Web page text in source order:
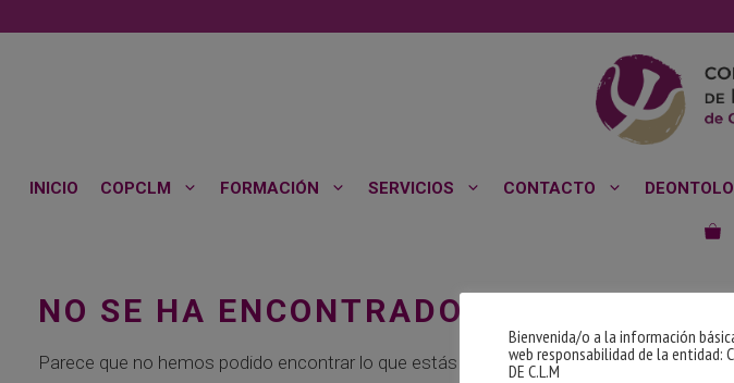
al
INICIO COPCLM FORMACIÓN SERVICIOS CONTACTO
NO SE HA ENCONTRADO NADA
Parece que no hemos podido encontrar lo que estás buscando. Quizá pueda ayudarte
Bienvenida/o a la información
web responsabilidad de la entidad:
DE C.L.M